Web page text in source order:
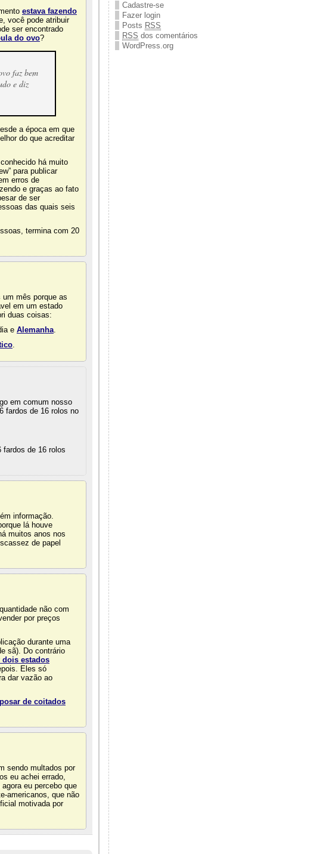
estava fazendo
você pode atribuir
ser encontrado
do ovo?
faz bem
e diz
a época em que
do que acreditar
há muito
para publicar
erros de
e graças ao fato
de ser
das quais seis
termina com 20
mês porque as
em um estado
duas coisas:
e Alemanha
em comum nosso
fardos de 16 rolos no
fardos de 16 rolos
informação.
lá houve
muitos anos nos
de papel
não com
por preços
durante uma
sã). Do contrário
dois estados
Eles só
dar vazão ao
de coitados
sendo multados por
eu achei errado,
eu percebo que
americanos, que não
motivada por
Cadastre-se
Fazer login
Posts RSS
RSS dos comentários
WordPress.org